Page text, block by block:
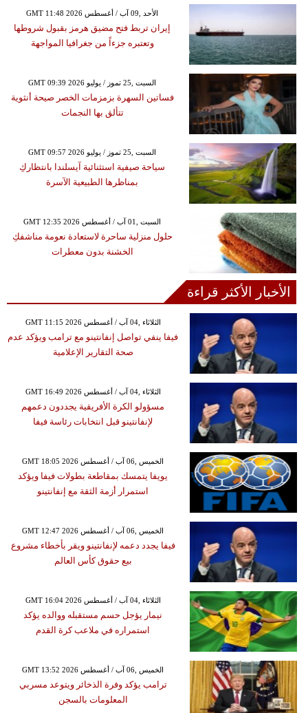
GMT 11:48 2026 الأحد ,09 آب / أغسطس
إيران تربط فتح مضيق هرمز بقبول شروطها
وتعتبره جزءاً من جغرافيا المواجهة
GMT 09:39 2026 السبت ,25 تموز / يوليو
فساتين السهرة بزمزمات الخصر صيحة أنثوية
تتألق بها النجمات
GMT 09:57 2026 السبت ,25 تموز / يوليو
سياحة صيفية استثنائية آيسلندا بانتظاركِ
بمناظرها الطبيعية الآسرة
GMT 12:35 2026 السبت ,01 آب / أغسطس
حلول منزلية ساحرة لاستعادة نعومة مناشفكِ
الخشنة بدون معطرات
الأخبار الأكثر قراءة
GMT 11:15 2026 الثلاثاء ,04 آب / أغسطس
فيفا ينفي تواصل إنفانتينو مع ترامب ويؤكد عدم
صحة التقارير الإعلامية
GMT 16:49 2026 الثلاثاء ,04 آب / أغسطس
مسؤولو الكرة الأفريقية يجددون دعمهم
لإنفانتينو قبل انتخابات رئاسة فيفا
GMT 18:05 2026 الخميس ,06 آب / أغسطس
يويفا يتمسك بمقاطعة بطولات فيفا ويؤكد
استمرار أزمة الثقة مع إنفانتينو
GMT 12:47 2026 الخميس ,06 آب / أغسطس
فيفا يجدد دعمه لإنفانتينو ويقر بأخطاء مشروع
بيع حقوق كأس العالم
GMT 16:04 2026 الثلاثاء ,04 آب / أغسطس
نيمار يؤجل حسم مستقبله ووالده يؤكد
استمراره في ملاعب كرة القدم
GMT 13:52 2026 الخميس ,06 آب / أغسطس
ترامب يؤكد وفرة الذخائر ويتوعد مسربي
المعلومات بالسجن